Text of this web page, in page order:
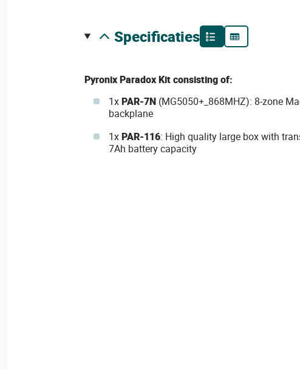
specificaties
Pyronix ParadoxKit consisting of:
1xPAR-7N(MG5050+_868MHZ): 8-zone
backplane
1xPAR-116: High quality large box with
7Ah battery capacity